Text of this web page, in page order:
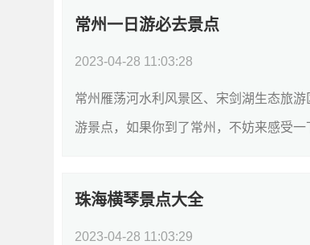
常州一日游必去景点
2023-04-28 11:03:28
常州雁荡河水利风景区、宋剑湖生态旅
游景点，如果你到了常州，不妨来感受
珠海横琴景点大全
2023-04-28 11:03:29